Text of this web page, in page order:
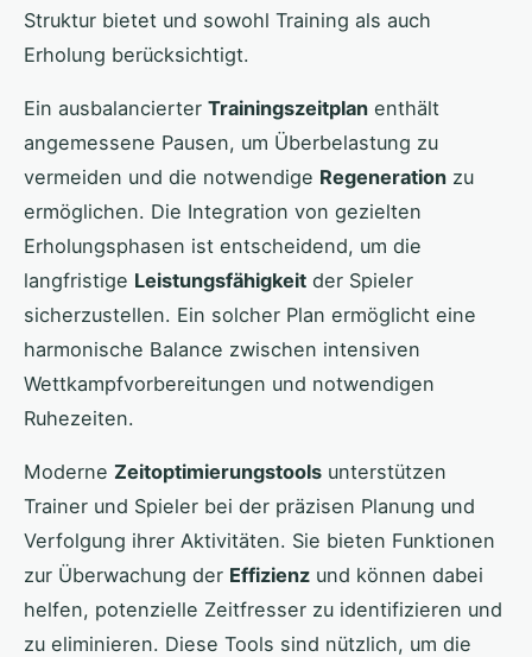
Struktur bietet und sowohl Training als auch
Erholung berücksichtigt.
Ein ausbalancierter Trainingszeitplan enthält
angemessene Pausen, um Überbelastung zu
vermeiden und die notwendige Regeneration zu
ermöglichen. Die Integration von gezielten
Erholungsphasen ist entscheidend, um die
langfristige Leistungsfähigkeit der Spieler
sicherzustellen. Ein solcher Plan ermöglicht eine
harmonische Balance zwischen intensiven
Wettkampfvorbereitungen und notwendigen
Ruhezeiten.
Moderne Zeitoptimierungstools unterstützen
Trainer und Spieler bei der präzisen Planung und
Verfolgung ihrer Aktivitäten. Sie bieten Funktionen
zur Überwachung der Effizienz und können dabei
helfen, potenzielle Zeitfresser zu identifizieren und
zu eliminieren. Diese Tools sind nützlich, um die